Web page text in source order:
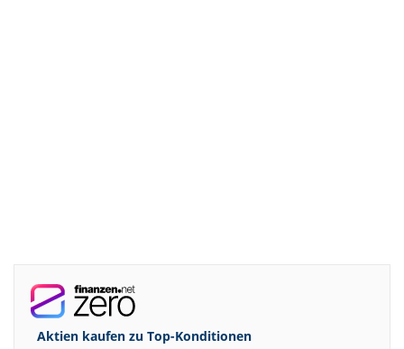
Aktien kaufen zu Top-Konditionen